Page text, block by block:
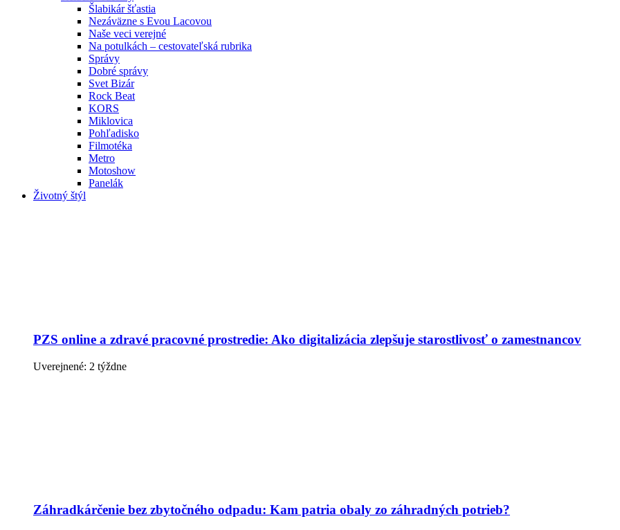
Šlabikár šťastia
Nezáväzne s Evou Lacovou
Naše veci verejné
Na potulkách – cestovateľská rubrika
Správy
Dobré správy
Svet Bizár
Rock Beat
KORS
Miklovica
Pohľadisko
Filmotéka
Metro
Motoshow
Panelák
Životný štýl
PZS online a zdravé pracovné prostredie: Ako digitalizácia zlepšuje starostlivosť o zamestnancov
Uverejnené: 2 týždne
Záhradkárčenie bez zbytočného odpadu: Kam patria obaly zo záhradných potrieb?